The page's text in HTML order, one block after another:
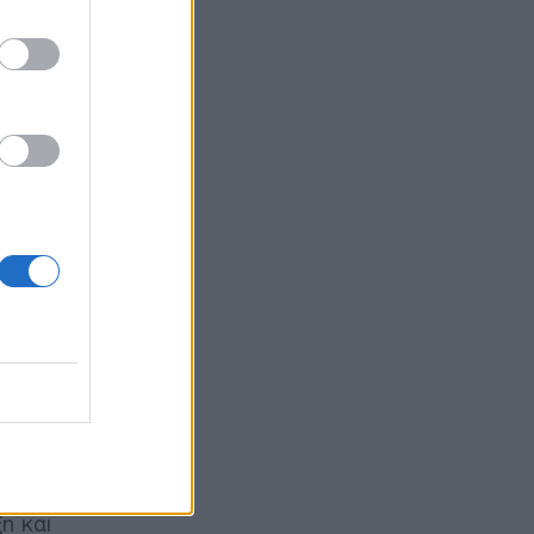
σε
τα
Η
«Αυτή
για
και